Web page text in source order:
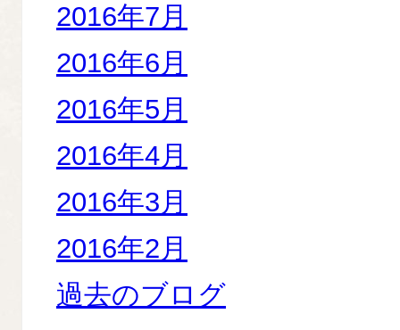
2016年7月
2016年6月
2016年5月
2016年4月
2016年3月
2016年2月
過去のブログ